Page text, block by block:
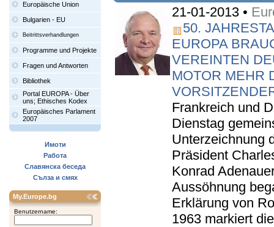
Europäische Union
Bulgarien - EU
Beitrittsverhandlungen
Programme und Projekte
Fragen und Antworten
Bibliothek
Portal EUROPA - Über
uns; Ethisches Kodex
Europäisches Parlament
2007
Имоти
Работа
Славянска беседа
Сълза и смях
My.Europe.bg
Benutzername:
21-01-2013 •
50.
EUROPA
VEREINTEN
MOTOR MEHR
Frankreich und
Dienstag
Unterzeichnung
Präsident
Konrad
Aussöhnung
Erklärung von
1963 markiert